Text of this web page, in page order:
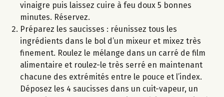
vinaigre puis laissez cuire à feu doux 5 bonnes
minutes. Réservez.
Préparez les saucisses : réunissez tous les
ingrédients dans le bol d’un mixeur et mixez très
finement. Roulez le mélange dans un carré de film
alimentaire et roulez-le très serré en maintenant
chacune des extrémités entre le pouce et l’index.
Déposez les 4 saucisses dans un cuit-vapeur, un